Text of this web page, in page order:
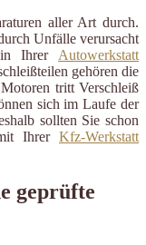
aller Art durch.
Unfälle verursacht
in Ihrer Autowerkstatt
gehören die
tritt Verschleiß
sich im Laufe der
sollten Sie schon
Ihrer Kfz-Werkstatt
geprüfte